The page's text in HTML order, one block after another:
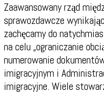
Zaawansowany rząd
sprawozdawcze
zachęcamy do
na celu „ograniczanie
numerowanie
imigracyjnym i
imigracyjne. Wiele